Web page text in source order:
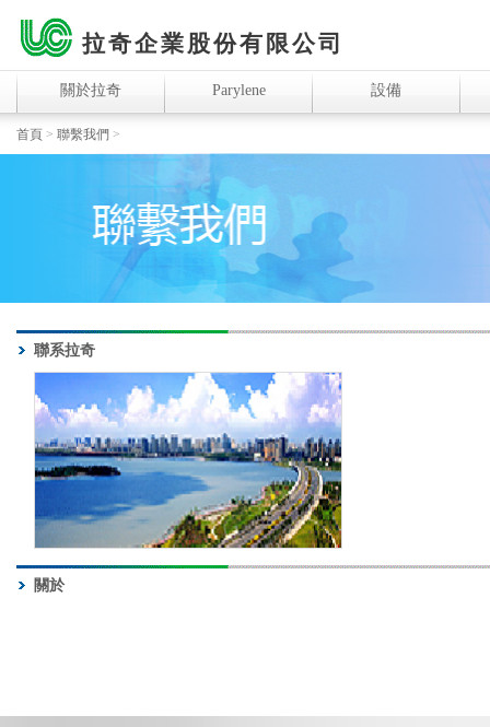
拉奇企業股份有限公司
關於拉奇 Parylene 設備
首頁 > 聯繫我們 >
聯系拉奇
關於